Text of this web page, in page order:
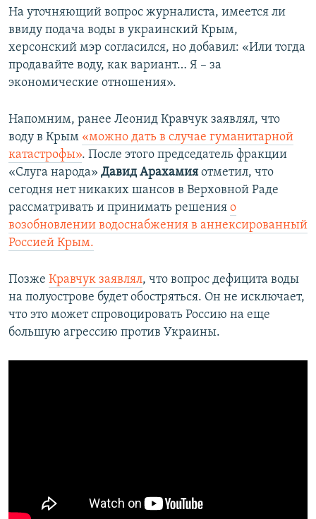
На уточняющий вопрос журналиста, имеется ли
ввиду подача воды в украинский Крым,
херсонский мэр согласился, но добавил: «Или тогда
продавайте воду, как вариант… Я – за
экономические отношения».
Напомним, ранее Леонид Кравчук заявлял, что
воду в Крым «можно дать в случае гуманитарной
катастрофы». После этого председатель фракции
«Слуга народа» Давид Арахамия отметил, что
сегодня нет никаких шансов в Верховной Раде
рассматривать и принимать решения о
возобновлении водоснабжения в аннексированный
Россией Крым.
Позже Кравчук заявлял, что вопрос дефицита воды
на полуострове будет обостряться. Он не исключает,
что это может спровоцировать Россию на еще
большую агрессию против Украины.